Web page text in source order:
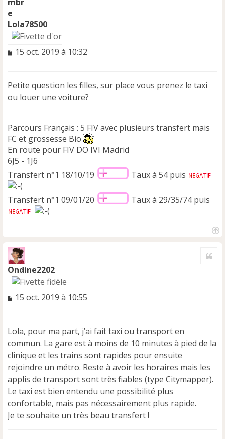
Lola78500
M
a
g
o
n
l
u
15 oct. 2019 à 10:32
Petite question les filles, sur place vous prenez le taxi
ou louer une voiture?
Parcours Français : 5 FIV avec plusieurs transfert mais
FC et grossesse Bio
En route pour FIV DO IVI Madrid
6J5 - 1J6
Transfert n°1 18/10/19
Taux à 54 puis
Transfert n°1 09/01/20 Taux à 29/35/74 puis
Ondine2202
M
a
g
e
n
o
n
l
u
15 oct. 2019 à 10:55
Lola, pour ma part, j’ai fait taxi ou transport en
commun. La gare est à moins de 10 minutes à pied de la
clinique et les trains sont rapides pour ensuite
rejoindre un métro. Reste à avoir les horaires mais les
applis de transport sont très fiables (type Citymapper).
Le taxi est bien entendu une possibilité plus
confortable, mais pas nécessairement plus rapide.
Je te souhaite un très beau transfert !